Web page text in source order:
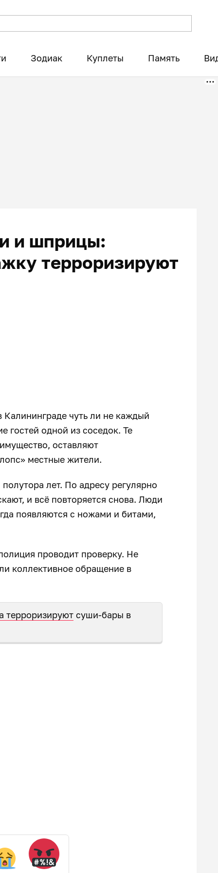
Зодиак Куплеты Память
и шприцы:
терроризируют
чуть ли не каждый
гостей одной из соседок. Те
оставляют
местные жители.
лет. По адресу регулярно
и всё повторяется снова. Люди
появляются с ножами и битами,
проводит проверку. Не
коллективное обращение в
терроризируют суши-бары в